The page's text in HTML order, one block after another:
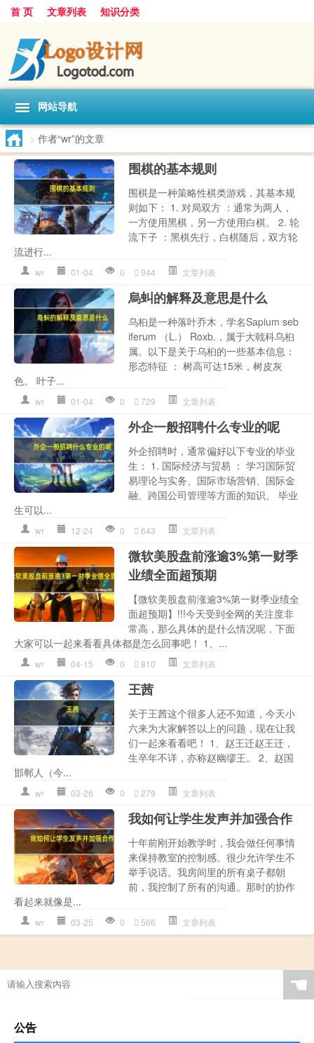
首 页 文章列表 知识分类
网站导航
> 作者“wr”的文章
围棋的基本规则
围棋是一种策略性棋类游戏，其基本规
则如下： 1. 对局双方 ：通常为两人，
一方使用黑棋，另一方使用白棋。 2. 轮
流下子 ：黑棋先行，白棋随后，双方轮
流进行...
wr 01-04 0 944 文章列表
烏虯的解释及意思是什么
乌桕是一种落叶乔木，学名Sapium seb
iferum （L.） Roxb.，属于大戟科乌桕
属。以下是关于乌桕的一些基本信息：
形态特征 ： 树高可达15米，树皮灰
色。 叶子...
wr 01-04 0 729 文章列表
外企一般招聘什么专业的呢
外企招聘时，通常偏好以下专业的毕业
生： 1. 国际经济与贸易 ： 学习国际贸
易理论与实务、国际市场营销、国际金
融、跨国公司管理等方面的知识。 毕业
生可以...
wr 12-24 0 643 文章列表
微软美股盘前涨逾3%第一财季
业绩全面超预期
【微软美股盘前涨逾3%第一财季业绩全
面超预期】!!!今天受到全网的关注度非
常高，那么具体的是什么情况呢，下面
大家可以一起来看看具体都是怎么回事吧！ 1、...
wr 04-15 0 810 文章列表
王茜
关于王茜这个很多人还不知道，今天小
六来为大家解答以上的问题，现在让我
们一起来看看吧！ 1、赵王迁赵王迁，
生卒年不详，亦称赵幽缪王。 2、赵国
邯郸人（今...
wr 03-26 0 279 文章列表
我如何让学生发声并加强合作
十年前刚开始教学时，我会做任何事情
来保持教室的控制感。很少允许学生不
举手说话。我房间里的所有桌子都朝
前，我控制了所有的沟通。那时的协作
看起来就像是...
wr 03-25 0 566 文章列表
☚
公告